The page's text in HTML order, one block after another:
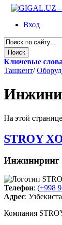
Вход
Ключевые слова
Ташкент/
На этой
STROY
Инжиниринг
Телефон: (+998
Адрес:
Компания